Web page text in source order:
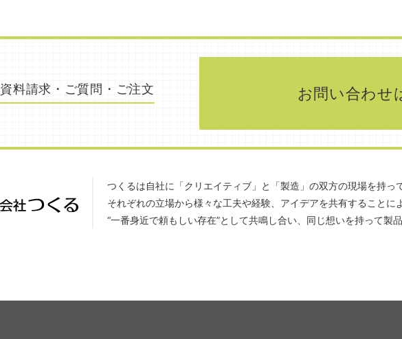
資料請求・ご質問・ご注文 お問い合わせ
つくるは自社に「クリエイティブ」と「製造」の双方の現場を持っ
それぞれの立場から様々な工夫や経験、アイデアを共有することに
“一番身近で頼もしい存在”として共鳴し合い、同じ想いを持って製